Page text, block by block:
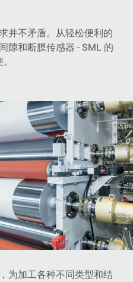
并不矛盾。从轻松便利的
隙和断膜传感器 - SML 的
为加工各种不同类型和结